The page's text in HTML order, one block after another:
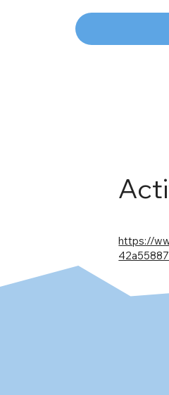
https://